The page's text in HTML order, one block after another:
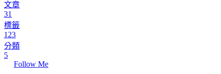
文章
31
標籤
123
分類
5
Follow Me